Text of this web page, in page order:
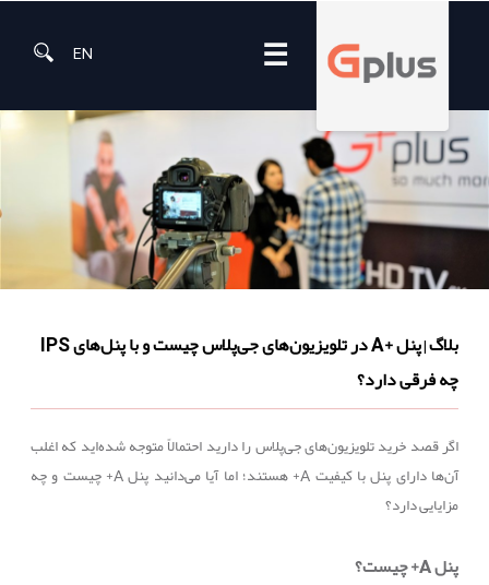
☰
EN
بلاگ|
پنل +A در تلویزیون‌های جی‌پلاس چیست و با پنل‌های IPS
چه فرقی دارد؟
اگر قصد خرید تلویزیون‌های جی‌پلاس را دارید احتمالاً متوجه شده‌اید که اغلب
آن‌ها دارای پنل با کیفیتA+ هستند؛ اما آیا می‌دانید پنلA+ چیست و چه
مزایایی دارد؟
پنلA+ چیست؟